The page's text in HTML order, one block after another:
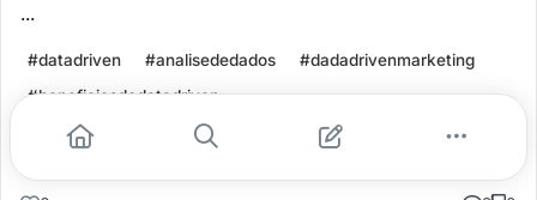
...
#datadriven #analisededados
#dadadrivenmarketing
#beneficiosdodatadriven
Leia mais